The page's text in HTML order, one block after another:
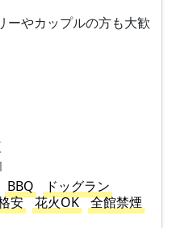
ーやカップルの方も大歓
BBQ
ドッグラン
安 花火OK
全館禁煙